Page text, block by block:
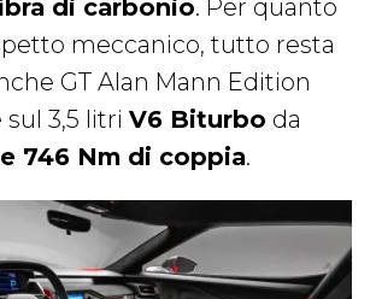
di carbonio. Per quanto
meccanico, tutto resta
GT Alan Mann Edition
3,5 litri V6 Biturbo da
746 Nm di coppia.